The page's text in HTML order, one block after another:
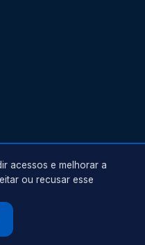
os direitos reservados.
acessos e melhorar a
ou recusar esse